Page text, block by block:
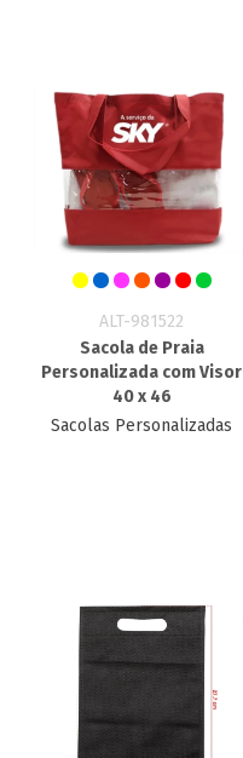
ALT-981522
Sacola de Praia
Personalizada com Visor
40 x 46
Sacolas Personalizadas